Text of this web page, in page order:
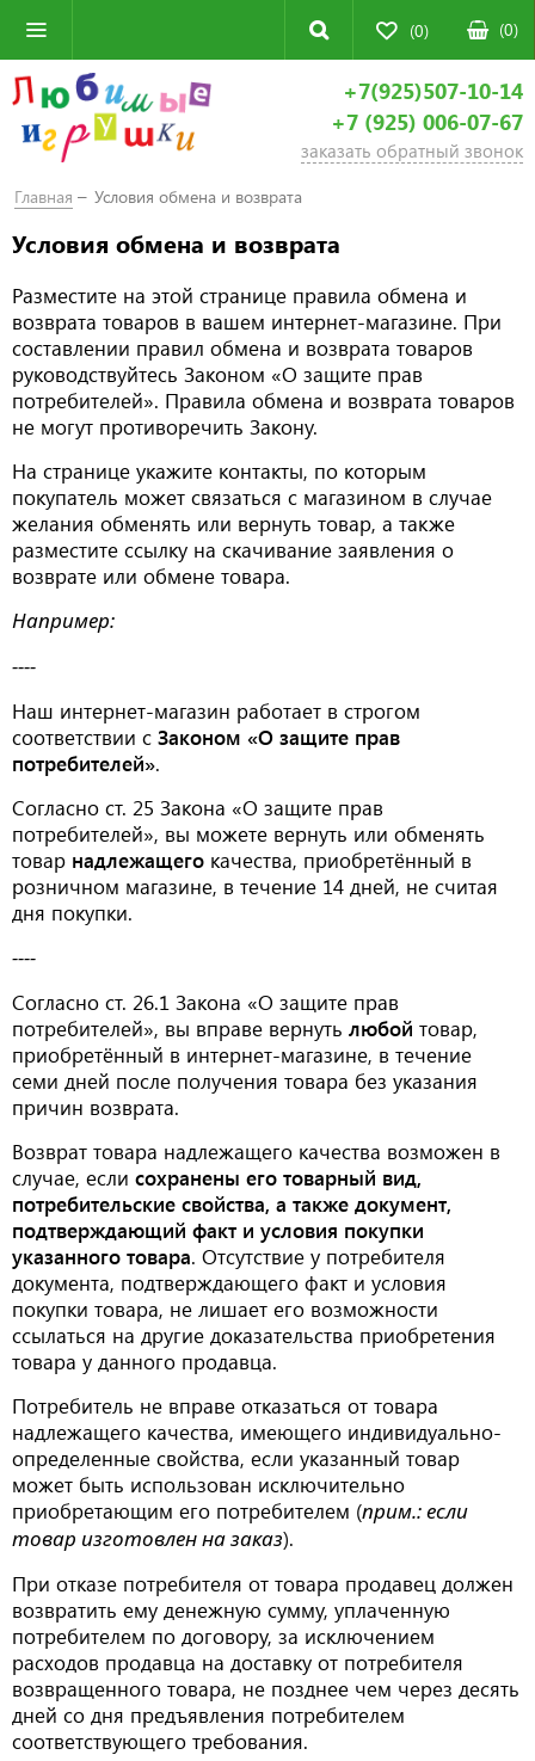
(0) (0)
+7(925)507-10-14
+7 (925) 006-07-67
заказать обратный звонок
Главная Условия обмена и возврата
Условия обмена и возврата
Разместите на этой странице правила обмена и
возврата товаров в вашем интернет-магазине. При
составлении правил обмена и возврата товаров
руководствуйтесь Законом «О защите прав
потребителей». Правила обмена и возврата товаров
не могут противоречить Закону.
На странице укажите контакты, по которым
покупатель может связаться с магазином в случае
желания обменять или вернуть товар, а также
разместите ссылку на скачивание заявления о
возврате или обмене товара.
Например:
----
Наш интернет-магазин работает в строгом
соответствии с Законом «О защите прав
потребителей».
Согласно ст. 25 Закона «О защите прав
потребителей», вы можете вернуть или обменять
товар надлежащего качества, приобретённый в
розничном магазине, в течение 14 дней, не считая
дня покупки.
----
Согласно ст. 26.1 Закона «О защите прав
потребителей», вы вправе вернуть любой товар,
приобретённый в интернет-магазине, в течение
семи дней после получения товара без указания
причин возврата.
Возврат товара надлежащего качества возможен в
случае, если сохранены его товарный вид,
потребительские свойства, а также документ,
подтверждающий факт и условия покупки
указанного товара. Отсутствие у потребителя
документа, подтверждающего факт и условия
покупки товара, не лишает его возможности
ссылаться на другие доказательства приобретения
товара у данного продавца.
Потребитель не вправе отказаться от товара
надлежащего качества, имеющего индивидуально-
определенные свойства, если указанный товар
может быть использован исключительно
приобретающим его потребителем (прим.: если
товар изготовлен на заказ).
При отказе потребителя от товара продавец должен
возвратить ему денежную сумму, уплаченную
потребителем по договору, за исключением
расходов продавца на доставку от потребителя
возвращенного товара, не позднее чем через десять
дней со дня предъявления потребителем
соответствующего требования.